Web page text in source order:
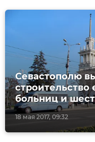
18 мая 2017, 09:32
Севастополю
больниц и